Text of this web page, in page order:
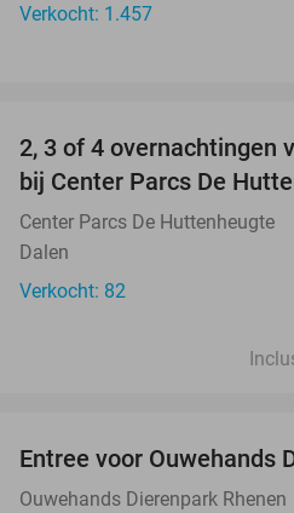
Verkocht: 1.457
2, 3 of 4 overnachtingen
bij Center Parcs De
Center Parcs De Huttenheugte
Dalen
Verkocht: 82
Entree voor Ouwehands
Ouwehands Dierenpark Rhenen